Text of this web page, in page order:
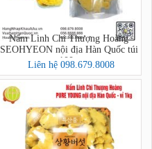
Nấm Linh Chi Thượng Hoàng
SEOHYEON nội địa Hàn Quốc túi
100g
Liên hệ 098.679.8008